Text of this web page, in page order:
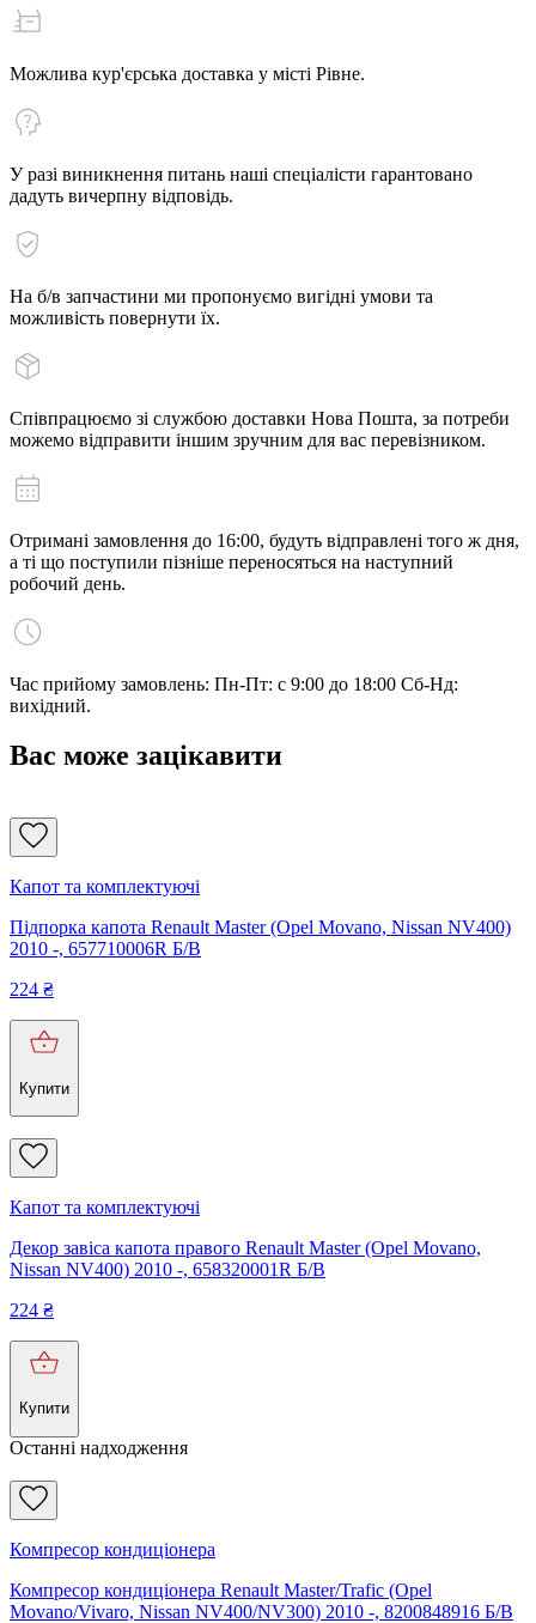
Можлива кур'єрська доставка у місті Рівне.
У разі виникнення питань наші спеціалісти гарантовано
дадуть вичерпну відповідь.
На б/в запчастини ми пропонуємо вигідні умови та
можливість повернути їх.
Співпрацюємо зі службою доставки Нова Пошта, за потреби
можемо відправити іншим зручним для вас перевізником.
Отримані замовлення до 16:00, будуть відправлені того ж дня,
а ті що поступили пізніше переносяться на наступний
робочий день.
Час прийому замовлень: Пн-Пт: с 9:00 до 18:00 Сб-Нд:
вихідний.
Вас може зацікавити
Капот та комплектуючі
Підпорка капота Renault Master (Opel Movano, Nissan NV400)
2010 -, 657710006R Б/В
224 ₴
Купити
Капот та комплектуючі
Декор завіса капота правого Renault Master (Opel Movano,
Nissan NV400) 2010 -, 658320001R Б/В
224 ₴
Купити
Останні надходження
Компресор кондиціонера
Компресор кондиціонера Renault Master/Trafic (Opel
Movano/Vivaro, Nissan NV400/NV300) 2010 -, 8200848916 Б/В